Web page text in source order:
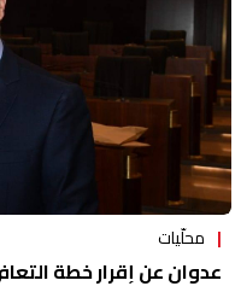
محلّيات
عدوان عن إقرار خطة